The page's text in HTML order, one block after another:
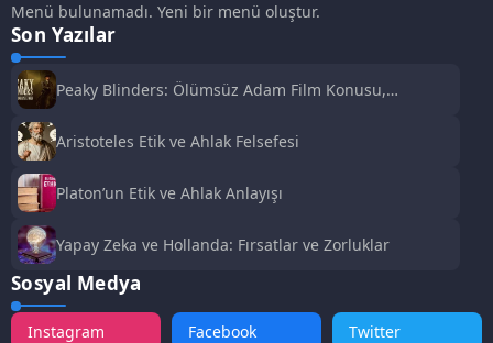
Menü bulunamadı. Yeni bir menü oluştur.
Son Yazılar
Peaky Blinders: Ölümsüz Adam Film Konusu,
Aristoteles Etik ve Ahlak Felsefesi
Platon’un Etik ve Ahlak Anlayışı
Yapay Zeka ve Hollanda: Fırsatlar ve Zorluklar
Sosyal Medya
Instagram Facebook Twitter